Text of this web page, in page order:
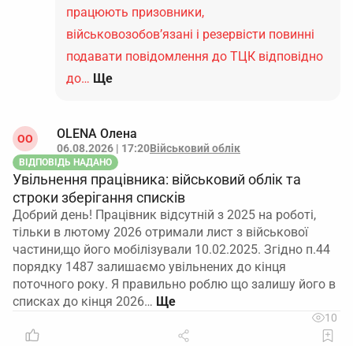
працюють призовники,
військовозобов’язані і резервісти повинні
подавати повідомлення до ТЦК відповідно
до… Ще
ОO OLENA Олена
06.08.2026 | 17:20Військовий облік
ВІДПОВІДЬ НАДАНО
Увільнення працівника: військовий облік та
строки зберігання списків
Добрий день! Працівник відсутній з 2025 на роботі,
тільки в лютому 2026 отримали лист з військової
частини,що його мобілізували 10.02.2025. Згідно п.44
порядку 1487 залишаємо увільнених до кінця
поточного року. Я правильно роблю що залишу його в
списках до кінця 2026…
10